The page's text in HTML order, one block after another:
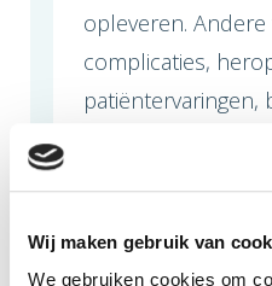
Wij maken gebruik van
We gebruiken cookies om
opleveren.
complicaties,
patiëntervaringen,
voor een beperkt